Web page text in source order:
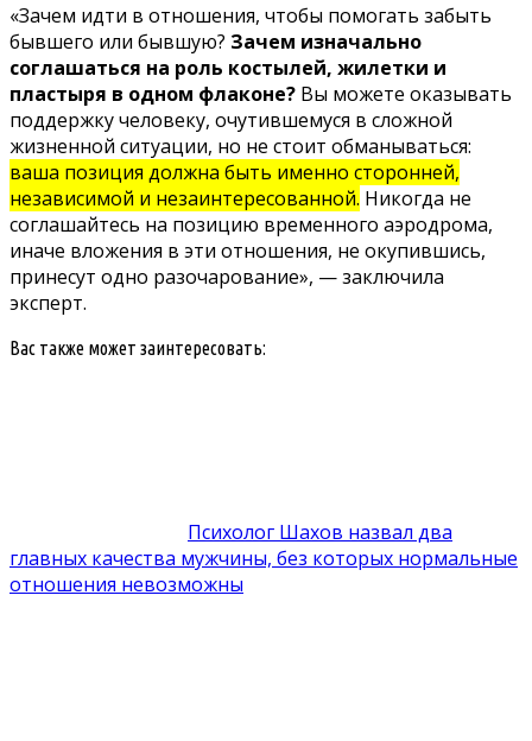
«Зачем идти в отношения, чтобы помогать забыть
бывшего или бывшую? Зачем изначально
соглашаться на роль костылей, жилетки и
пластыря в одном флаконе? Вы можете оказывать
поддержку человеку, очутившемуся в сложной
жизненной ситуации, но не стоит обманываться:
ваша позиция должна быть именно сторонней,
независимой и незаинтересованной. Никогда не
соглашайтесь на позицию временного аэродрома,
иначе вложения в эти отношения, не окупившись,
принесут одно разочарование», — заключила
эксперт.
Вас также может заинтересовать:
Психолог Шахов назвал два
главных качества мужчины, без которых нормальные
отношения невозможны